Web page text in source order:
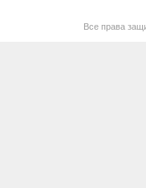
Все права